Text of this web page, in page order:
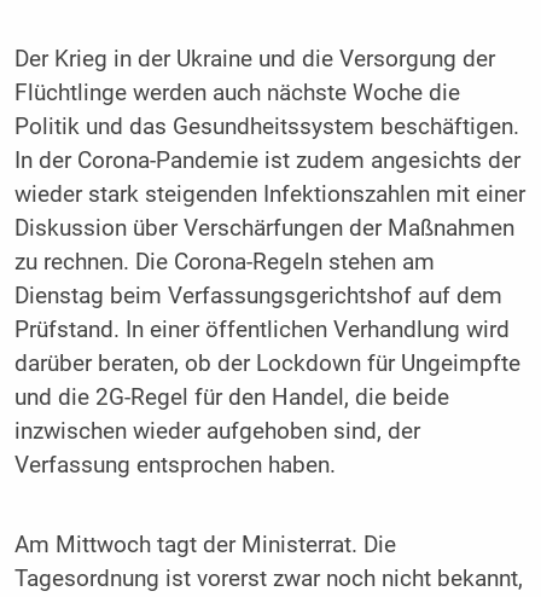
Der Krieg in der Ukraine und die Versorgung der
Flüchtlinge werden auch nächste Woche die
Politik und das Gesundheitssystem beschäftigen.
In der Corona-Pandemie ist zudem angesichts der
wieder stark steigenden Infektionszahlen mit einer
Diskussion über Verschärfungen der Maßnahmen
zu rechnen. Die Corona-Regeln stehen am
Dienstag beim Verfassungsgerichtshof auf dem
Prüfstand. In einer öffentlichen Verhandlung wird
darüber beraten, ob der Lockdown für Ungeimpfte
und die 2G-Regel für den Handel, die beide
inzwischen wieder aufgehoben sind, der
Verfassung entsprochen haben.
Am Mittwoch tagt der Ministerrat. Die
Tagesordnung ist vorerst zwar noch nicht bekannt,